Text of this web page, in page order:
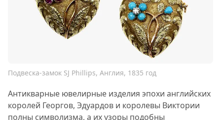
Подвеска-замок SJ Phillips, Англия, 1835 год
Антикварные ювелирные изделия эпохи английских
королей Георгов, Эдуардов и королевы Виктории
полны символизма, а их узоры подобны